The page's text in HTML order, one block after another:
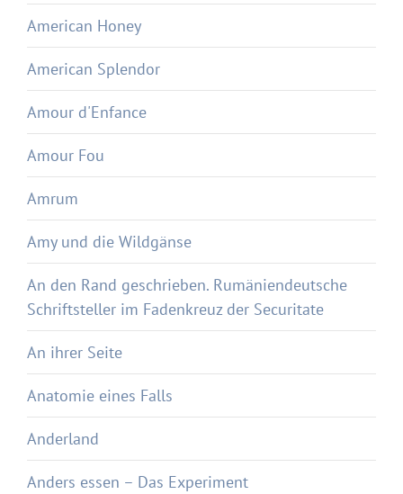
American Honey
American Splendor
Amour d'Enfance
Amour Fou
Amrum
Amy und die Wildgänse
An den Rand geschrieben. Rumäniendeutsche
Schriftsteller im Fadenkreuz der Securitate
An ihrer Seite
Anatomie eines Falls
Anderland
Anders essen – Das Experiment